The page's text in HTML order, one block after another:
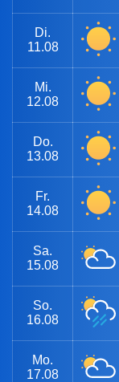
Di.
11.08
Mi.
12.08
Do.
13.08
Fr.
14.08
Sa.
15.08
So.
16.08
Mo.
17.08